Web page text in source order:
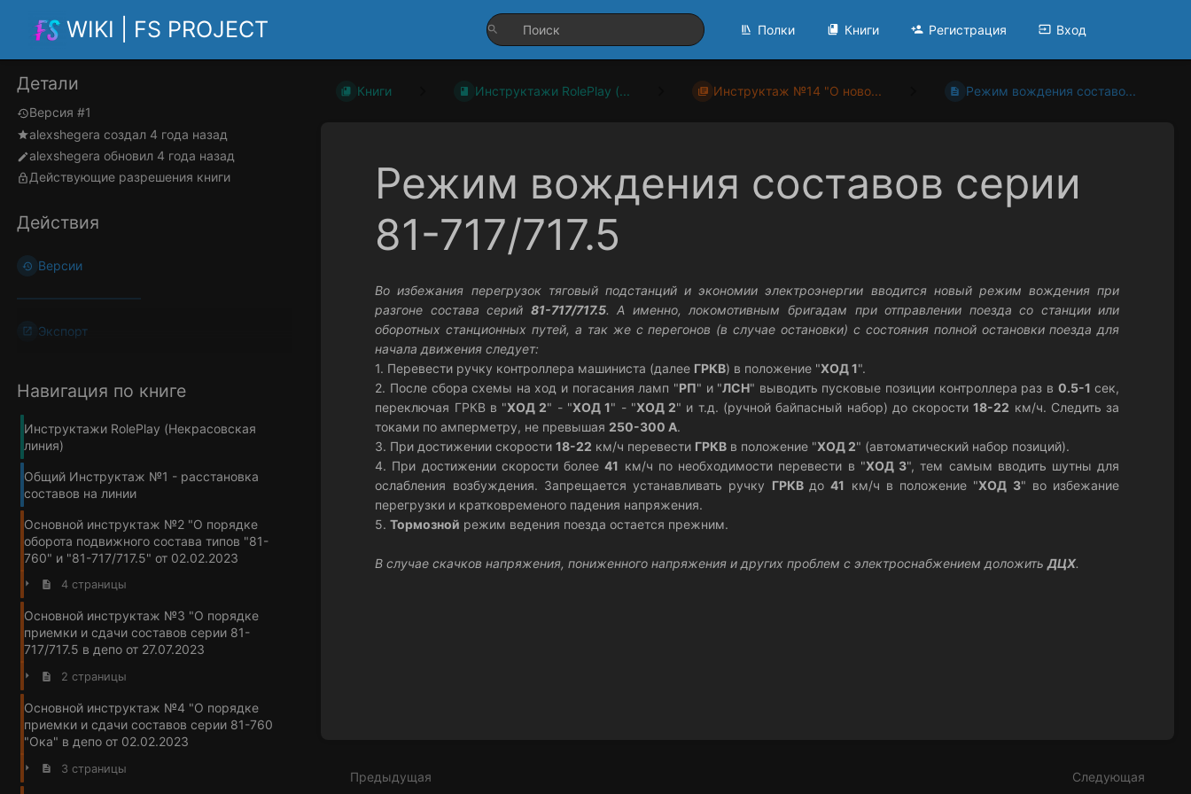
WIKI | FS PROJECT Полки Книги Регистрация Вход
Детали
Версия #1
alexshegera создал 4 года назад
alexshegera обновил 4 года назад
Действующие разрешения книги
Действия
Версии
Экспорт
Навигация по книге
Инструктажи RolePlay (Некрасовская
линия)
Общий Инструктаж №1 - расстановка
составов на линии
Основной инструктаж №2 "О порядке
оборота подвижного состава типов "81-
760" и "81-717/717.5" от 02.02.2023
4 страницы
Основной инструктаж №3 "О порядке
приемки и сдачи составов серии 81-
717/717.5 в депо от 27.07.2023
2 страницы
Основной инструктаж №4 "О порядке
приемки и сдачи составов серии 81-760
"Ока" в депо от 02.02.2023
3 страницы
Книги Инструктажи RolePlay (... Инструктаж №14 "О ново... Режим вождения составо...
Режим вождения составов серии
81-717/717.5
Во избежания перегрузок тяговый подстанций и экономии электроэнергии вводится новый режим вождения при
разгоне состава серий 81-717/717.5. А именно, локомотивным бригадам при отправлении поезда со станции или
оборотных станционных путей, а так же с перегонов (в случае остановки) с состояния полной остановки поезда для
начала движения следует:
1. Перевести ручку контроллера машиниста (далее ГРКВ) в положение "ХОД 1".
2. После сбора схемы на ход и погасания ламп "РП" и "ЛСН" выводить пусковые позиции контроллера раз в 0.5-1 сек,
переключая ГРКВ в "ХОД 2" - "ХОД 1" - "ХОД 2" и т.д. (ручной байпасный набор) до скорости18-22 км/ч. Следить за
токами по амперметру, не превышая250-300 А.
3. При достижении скорости18-22 км/ч перевести ГРКВ в положение "ХОД 2" (автоматический набор позиций).
4. При достижении скорости более41 км/ч по необходимости перевести в "ХОД 3", тем самым вводить шутны для
ослабления возбуждения. Запрещается устанавливать ручку ГРКВ до41 км/ч в положение "ХОД 3" во избежание
перегрузки и кратковременого падения напряжения.
5.Тормозной режим ведения поезда остается прежним.
В случае скачков напряжения, пониженного напряжения и других проблем с электроснабжением доложитьДЦХ.
Предыдущая Следующая